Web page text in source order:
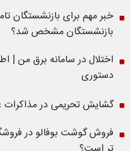
خبر مهم برای بازنشستگان
بازنشستگان مشخص شد؟
اختلال در سامانه برق من |
دستوری
گشایش تحریمی در مذاکرات
فروش گوشت بوفالو در